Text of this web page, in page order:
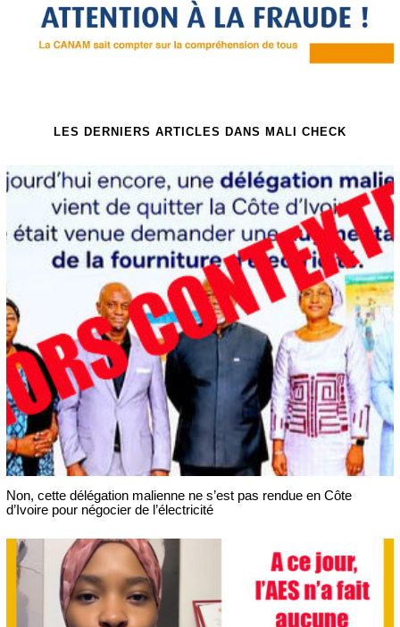
LES DERNIERS ARTICLES DANS MALI CHECK
Non, cette délégation malienne ne s’est pas rendue en Côte
d’Ivoire pour négocier de l’électricité